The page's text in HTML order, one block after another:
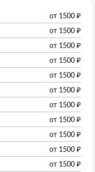
от 1500 ₽
от 1500 ₽
от 1500 ₽
от 1500 ₽
от 1500 ₽
от 1500 ₽
от 1500 ₽
от 1500 ₽
от 1500 ₽
от 1500 ₽
от 1500 ₽